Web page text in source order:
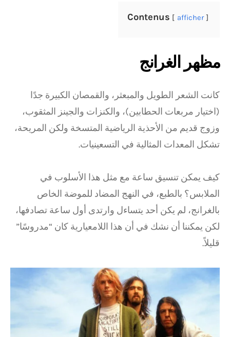
Contenus afficher
مظهر الغرانج
كانت الشعر الطويل والمبعثر، والقمصان الكبيرة جدًا
(اختيار مربعات الحطابين)، والكنزات والجينز المثقوب،
وزوج قديم من الأحذية الرياضية المتسخة ولكن المريحة،
تشكل المعدات المثالية في التسعينيات.
كيف يمكن تنسيق ساعة مع مثل هذا الأسلوب في
الملابس؟ بالطبع، في النهج المضاد للموضة الخاص
بالغرانج، لم يكن أحد يتساءل وارتدى أول ساعة تصادفها،
لكن يمكننا أن نشك في أن هذا اللامعيارية كان “مدروسًا”
قليلاً.